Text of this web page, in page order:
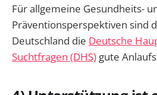
Für allgemeine Gesundheits-
Präventionsperspektiven sind
Deutschland die Deutsche
Suchtfragen (DHS) gute